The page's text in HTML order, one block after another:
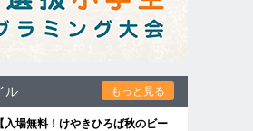
ル もっと見る
【入場無料！けやきひろば秋のビー